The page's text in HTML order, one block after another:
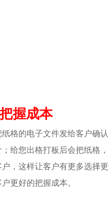
握成本
格的电子文件发给客户确
给您出格打板后会把纸格
，这样让客户有更多选择
更好的把握成本。